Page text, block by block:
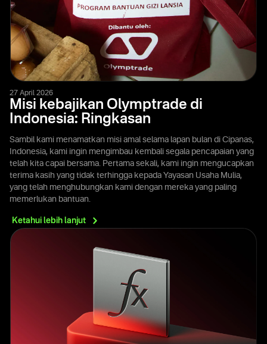
27 April 2026
Misi kebajikan Olymptrade di
Indonesia: Ringkasan
Sambil kami menamatkan misi amal selama lapan bulan di Cipanas,
Indonesia, kami ingin mengimbau kembali segala pencapaian yang
telah kita capai bersama. Pertama sekali, kami ingin mengucapkan
terima kasih yang tidak terhingga kepada Yayasan Usaha Mulia,
yang telah menghubungkan kami dengan mereka yang paling
memerlukan bantuan.
Ketahui lebih lanjut